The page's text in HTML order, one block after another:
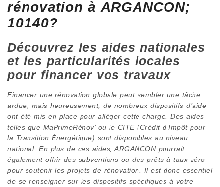
rénovation à ARGANCON;
10140?
Découvrez les aides nationales
et les particularités locales
pour financer vos travaux
Financer une rénovation globale peut sembler une tâche
ardue, mais heureusement, de nombreux dispositifs d’aide
ont été mis en place pour alléger cette charge. Des aides
telles que MaPrimeRénov’ ou le CITE (Crédit d’Impôt pour
la Transition Énergétique) sont disponibles au niveau
national. En plus de ces aides, ARGANCON pourrait
également offrir des subventions ou des prêts à taux zéro
pour soutenir les projets de rénovation. Il est donc essentiel
de se renseigner sur les dispositifs spécifiques à votre